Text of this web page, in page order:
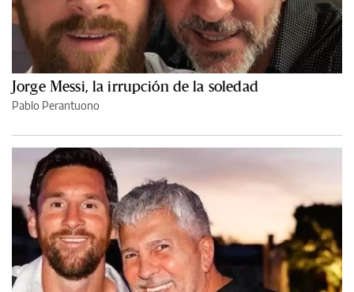
Jorge Messi, la irrupción de la soledad
Pablo Perantuono